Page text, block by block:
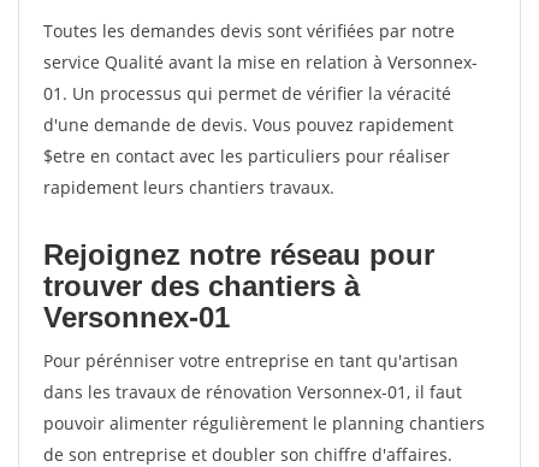
Toutes les demandes devis sont vérifiées par notre
service Qualité avant la mise en relation à Versonnex-
01. Un processus qui permet de vérifier la véracité
d'une demande de devis. Vous pouvez rapidement
$etre en contact avec les particuliers pour réaliser
rapidement leurs chantiers travaux.
Rejoignez notre réseau pour
trouver des chantiers à
Versonnex-01
Pour pérénniser votre entreprise en tant qu'artisan
dans les travaux de rénovation Versonnex-01, il faut
pouvoir alimenter régulièrement le planning chantiers
de son entreprise et doubler son chiffre d'affaires.